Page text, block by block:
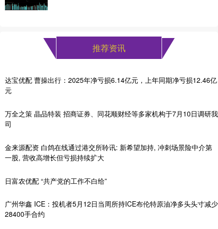
推荐资讯
达宝优配 曹操出行：2025年净亏损6.14亿元，上年同期净亏损12.46亿
元
万全之策 晶品特装 招商证券、同花顺财经等多家机构于7月10日调研我
司
金来源配资 白鸽在线通过港交所聆讯: 新希望加持, 冲刺场景险中介第
一股, 营收高增长但亏损持续扩大
日富农优配 “共产党的工作不白给”
广州华鑫 ICE：投机者5月12日当周所持ICE布伦特原油净多头头寸减少
28400手合约